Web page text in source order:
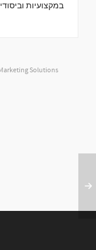
במקצועיות
Solutions